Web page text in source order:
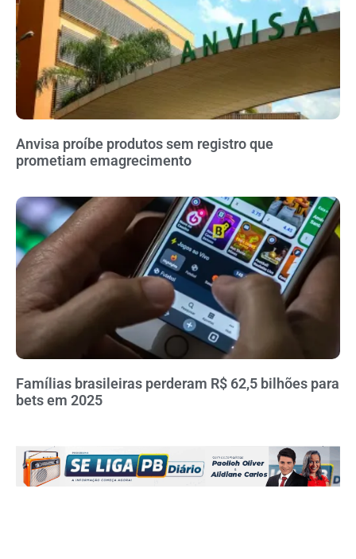
Anvisa proíbe produtos sem registro que
prometiam emagrecimento
Famílias brasileiras perderam R$ 62,5 bilhões para
bets em 2025